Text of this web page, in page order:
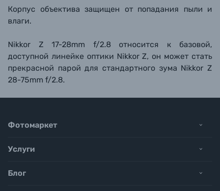
Корпус объектива защищен от попадания пыли и
влаги.
Nikkor Z 17-28mm f/2.8 относится к базовой,
доступной линейке оптики Nikkor Z, он может стать
прекрасной парой для стандартного зума Nikkor Z
28-75mm f/2.8.
Фотомаркет
Услуги
Блог